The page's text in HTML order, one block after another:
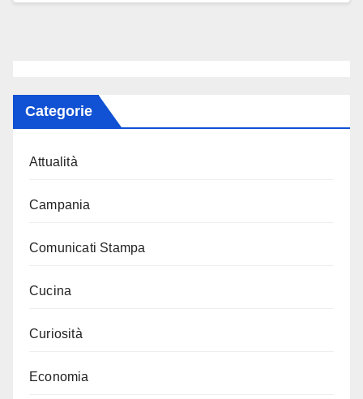
Categorie
Attualità
Campania
Comunicati Stampa
Cucina
Curiosità
Economia